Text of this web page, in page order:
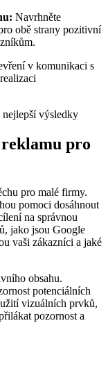
Navrhněte
obě strany pozitivní
v komunikaci s
pro
pro malé firmy.
pomoci dosáhnout
na správnou
jako jsou Google
vaši zákazníci a jaké
obsahu.
potenciálních
vizuálních prvků,
pozornost a